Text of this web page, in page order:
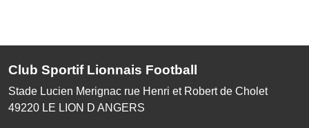
Club Sportif Lionnais Football
Stade Lucien Merignac rue Henri et Robert de Cholet
49220 LE LION D ANGERS